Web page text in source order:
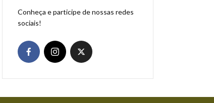
Conheça e participe de nossas redes
sociais!